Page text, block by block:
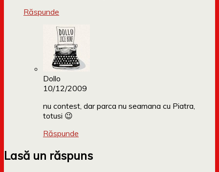
Răspunde
Dollo
10/12/2009
nu contest, dar parca nu seamana cu Piatra,
totusi 😉
Răspunde
Lasă un răspuns